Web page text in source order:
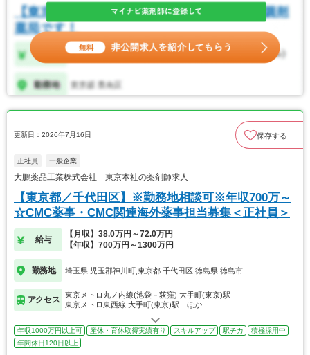
更新日：2026年7月16日 保存する
正社員 一般企業
大鵬薬品工業株式会社 東京本社の薬剤師求人
【東京都／千代田区】※勤務地相談可※年収700万～
☆CMC薬事・CMC関連海外薬事担当募集＜正社員＞
給与
【月収】38.0万円～72.0万円
【年収】700万円～1300万円
勤務地 埼玉県 児玉郡神川町,東京都 千代田区,徳島県 徳島市
アクセス
東京メトロ丸ノ内線(池袋－荻窪) 大手町(東京)駅
東京メトロ東西線 大手町(東京)駅…ほか
年収1000万円以上可 産休・育休取得実績有り スキルアップ 駅チカ
積極採用中
年間休日120日以上